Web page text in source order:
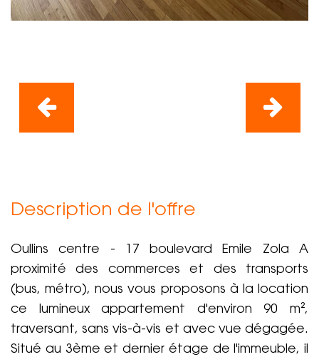
Description de l'offre
Oullins centre - 17 boulevard Emile Zola A
proximité des commerces et des transports
(bus, métro), nous vous proposons à la location
ce lumineux appartement d'environ 90 m²,
traversant, sans vis-à-vis et avec vue dégagée.
Situé au 3ème et dernier étage de l'immeuble, il